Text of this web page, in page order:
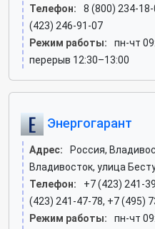
Телефон:
8 (800) 234-
(423) 246-91-07
Режим работы:
пн-чт
перерыв 12:30–13:00
Энергогарант
Адрес:
Россия,
Владивосток, улица
Телефон:
+7 (423) 241-
(423) 241-47-78, +7 (495)
Режим работы:
пн-чт